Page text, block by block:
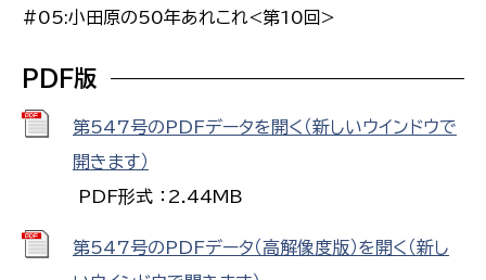
#05:小田原の50年あれこれ<第10回>
PDF版
第547号のPDFデータを開く（新しいウインドウで
開きます）
PDF形式 ：2.44MB
第547号のPDFデータ（高解像度版）を開く（新し